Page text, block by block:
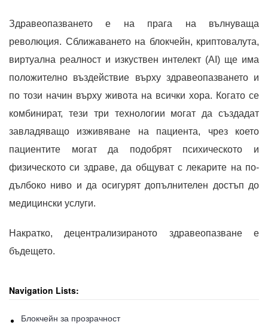
Здравеопазването е на прага на вълнуваща
революция. Сближаването на блокчейн, криптовалута,
виртуална реалност и изкуствен интелект (AI) ще има
положително въздействие върху здравеопазването и
по този начин върху живота на всички хора. Когато се
комбинират, тези три технологии могат да създадат
завладяващо изживяване на пациента, чрез което
пациентите могат да подобрят психическото и
физическото си здраве, да общуват с лекарите на по-
дълбоко ниво и да осигурят допълнителен достъп до
медицински услуги.
Накратко, децентрализираното здравеопазване е
бъдещето.
Navigation Lists:
Блокчейн за прозрачност